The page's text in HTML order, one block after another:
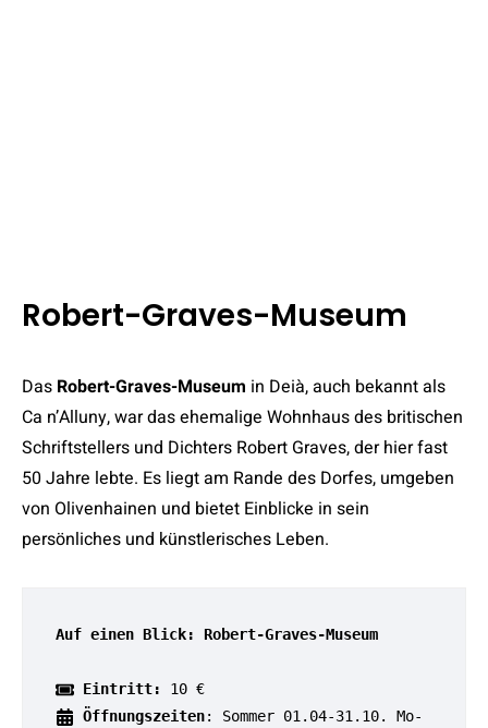
Robert-Graves-Museum
Das Robert-Graves-Museum in Deià, auch bekannt als
Ca n’Alluny, war das ehemalige Wohnhaus des britischen
Schriftstellers und Dichters Robert Graves, der hier fast
50 Jahre lebte. Es liegt am Rande des Dorfes, umgeben
von Olivenhainen und bietet Einblicke in sein
persönliches und künstlerisches Leben.
Auf einen Blick: Robert-Graves-Museum
Eintritt:
10 €
Öffnungszeiten: Sommer 01.04-31.10. Mo-